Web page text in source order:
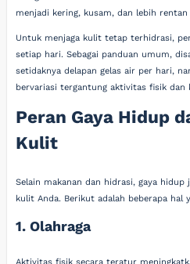
menjadi kering, kusam, dan lebih
Untuk menjaga kulit tetap terhidrasi,
setiap hari. Sebagai panduan umum,
setidaknya delapan gelas air per hari,
bervariasi tergantung aktivitas fisik dan
Peran Gaya Hidup
Kulit
Selain makanan dan hidrasi, gaya hidup
kulit Anda. Berikut adalah beberapa hal
1. Olahraga